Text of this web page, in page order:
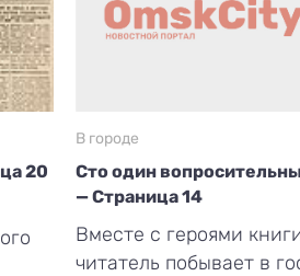
20
В городе
Сто один
— Страница 14
Вместе с героями
читатель побывает в